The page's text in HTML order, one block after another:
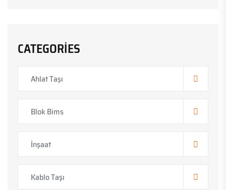
CATEGORIES
Ahlat Taşı
Blok Bims
İnşaat
Kablo Taşı